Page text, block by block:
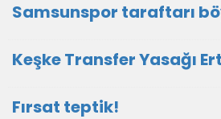
Samsunspor taraftarı
Keşke Transfer Yasağı
Fırsat teptik!